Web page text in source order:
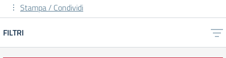
Stampa / Condividi
FILTRI